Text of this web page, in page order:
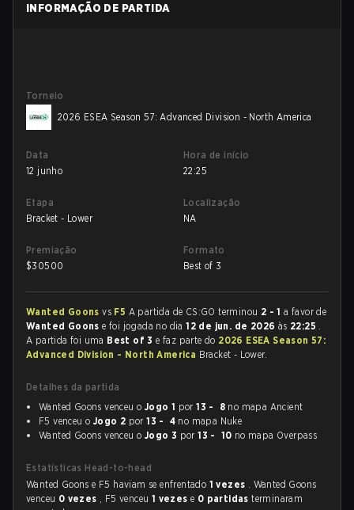
INFORMAÇÃO DE PARTIDA
Torneio
2026 ESEA Season 57: Advanced Division - North America
Data
12 junho
Hora de início
22:25
Etapa
Bracket - Lower
Localização
NA
Premiação
$30500
Formato
Best of 3
Wanted Goonsvs F5 A partida de CS:GO terminou 2 - 1 a favor de
Wanted Goonse foi jogada no dia12 de jun. de 2026 às 22:25 .
A partida foi uma Best of 3e faz parte do 2026 ESEA Season 57:
Advanced Division - North America Bracket - Lower.
Detalhes da partida
Wanted Goons venceu o Jogo 1 por13 - 8 no mapa Ancient
F5 venceu o Jogo 2 por13 - 4 no mapa Nuke
Wanted Goons venceu o Jogo 3 por13 - 10 no mapa Overpass
Estatísticas Head-to-head
Wanted Goons e F5 haviam se enfrentado 1 vezes . Wanted Goons
venceu 0 vezes , F5 venceu 1 vezese 0 partidasterminaram